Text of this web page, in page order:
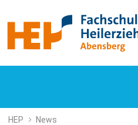
News und aktuelles
HEP News